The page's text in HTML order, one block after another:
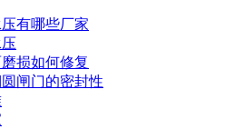
有哪些厂家
损如何修复
闸门的密封性